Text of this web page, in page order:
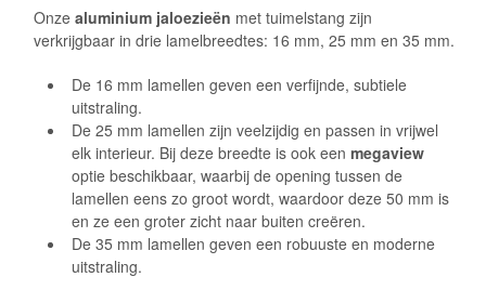
Onze aluminium jaloezieën met tuimelstang zijn
verkrijgbaar in drie lamelbreedtes: 16 mm, 25 mm en 35 mm.
De 16 mm lamellen geven een verfijnde, subtiele
uitstraling.
De 25 mm lamellen zijn veelzijdig en passen in vrijwel
elk interieur. Bij deze breedte is ook een megaview
optie beschikbaar, waarbij de opening tussen de
lamellen eens zo groot wordt, waardoor deze 50 mm is
en ze een groter zicht naar buiten creëren.
De 35 mm lamellen geven een robuuste en moderne
uitstraling.